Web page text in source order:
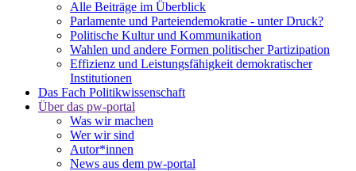
Alle Beiträge im Überblick
Parlamente und Parteiendemokratie - unter Druck?
Politische Kultur und Kommunikation
Wahlen und andere Formen politischer Partizipation
Effizienz und Leistungsfähigkeit demokratischer
Institutionen
Das Fach Politikwissenschaft
Über das pw-portal
Was wir machen
Wer wir sind
Autor*innen
News aus dem pw-portal